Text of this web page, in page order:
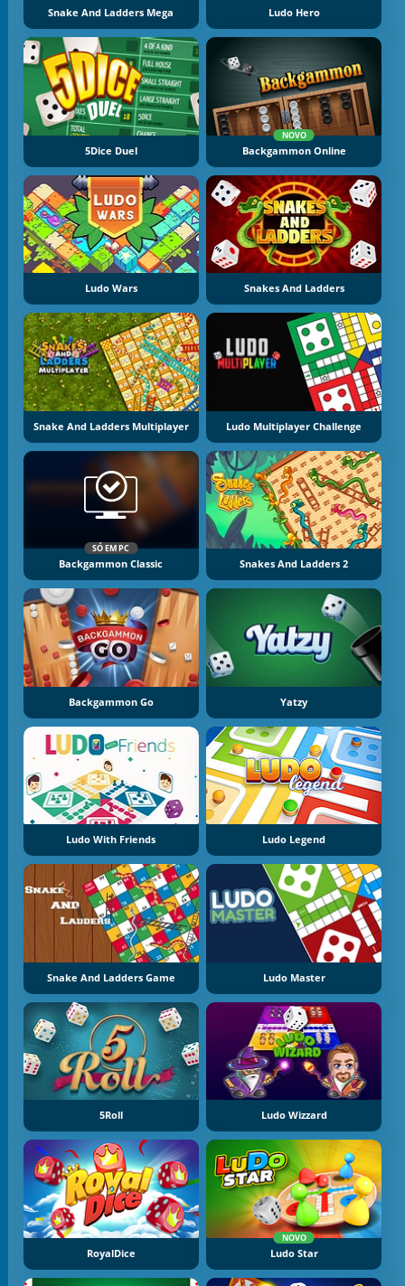
Snake And Ladders Mega Ludo Hero
5Dice Duel
NOVO
Backgammon Online
Ludo Wars Snakes And Ladders
Snake And Ladders Multiplayer Ludo Multiplayer Challenge
SÓ EM PC
Backgammon Classic Snakes And Ladders 2
Backgammon Go Yatzy
Ludo With Friends Ludo Legend
Snake And Ladders Game Ludo Master
5Roll Ludo Wizzard
RoyalDice
NOVO
Ludo Star